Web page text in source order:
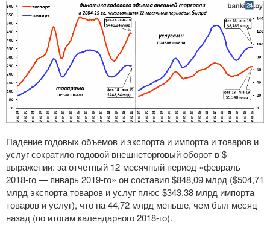
Падение годовых объемов и экспорта и импорта и товаров и
услуг сократило годовой внешнеторговый оборот в $-
выражении: за отчетный 12-месячный период «февраль
2018-го— январь2019-го» он составил $848,09 млрд ($504,71
млрд экспорта товаров и услуг плюс $343,38 млрд импорта
товаров и услуг), что на 44,72 млрд меньше, чем был месяц
назад (по итогам календарного2018-го).